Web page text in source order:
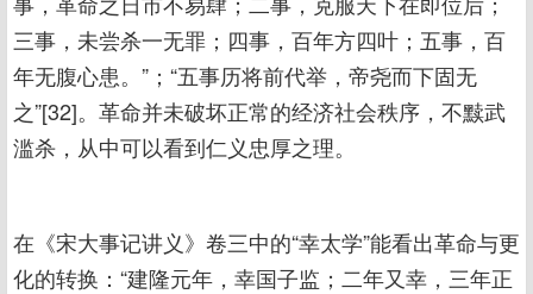
三事，未尝杀一无罪；四事，百年方四叶；五事，百
年无腹心患。”；“五事历将前代举，帝尧而下固无
之”[32]。革命并未破坏正常的经济社会秩序，不黩武
滥杀，从中可以看到仁义忠厚之理。
在《宋大事记讲义》卷三中的“幸太学”能看出革命与更
化的转换：“建隆元年，幸国子监；二年又幸，三年正